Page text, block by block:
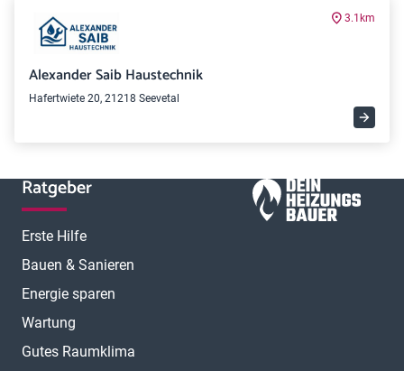
3.1km
Alexander Saib Haustechnik
Hafertwiete 20, 21218 Seevetal
Ratgeber
Erste Hilfe
Bauen & Sanieren
Energie sparen
Wartung
Gutes Raumklima